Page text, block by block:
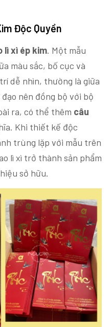
Độc Quyền
lì xì ép kim. Một mẫu
màu sắc, bố cục và
dễ nhìn, thường là giữa
nên đồng bộ với bộ
ra, có thể thêm câu
Khi thiết kế độc
trùng lặp với mẫu trên
lì xì trở thành sản phẩm
sở hữu.